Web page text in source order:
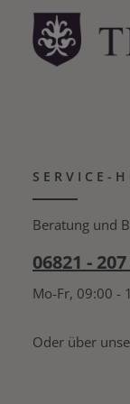
SERVICE-
Beratung und
06821 -
Mo-Fr, 09:00 -
Oder über